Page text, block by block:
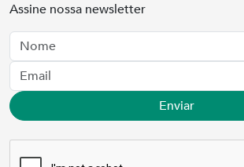
Assine nossa newsletter
Nome
Email
Enviar